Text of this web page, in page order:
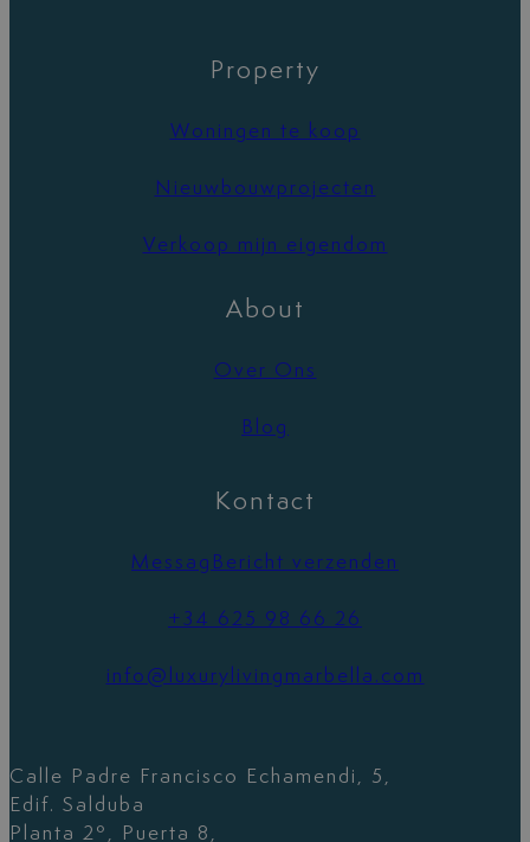
Property
Woningen te koop
Nieuwbouwprojecten
Verkoop mijn eigendom
About
Over Ons
Blog
Kontact
MessagBericht verzenden
+34 625 98 66 26
info@luxurylivingmarbella.com
Calle Padre Francisco Echamendi, 5,
Edif. Salduba
Planta 2º, Puerta 8,